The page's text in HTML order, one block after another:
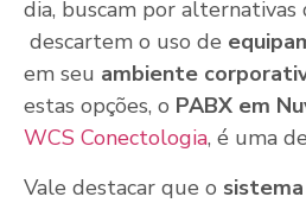
dia, buscam por
descartem o uso de
em seu ambiente
estas opções, o PABX em
WCS Conectologia, é uma
Vale destacar que o